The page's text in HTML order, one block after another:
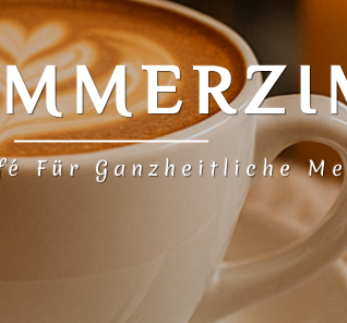
Für Ganzheitliche